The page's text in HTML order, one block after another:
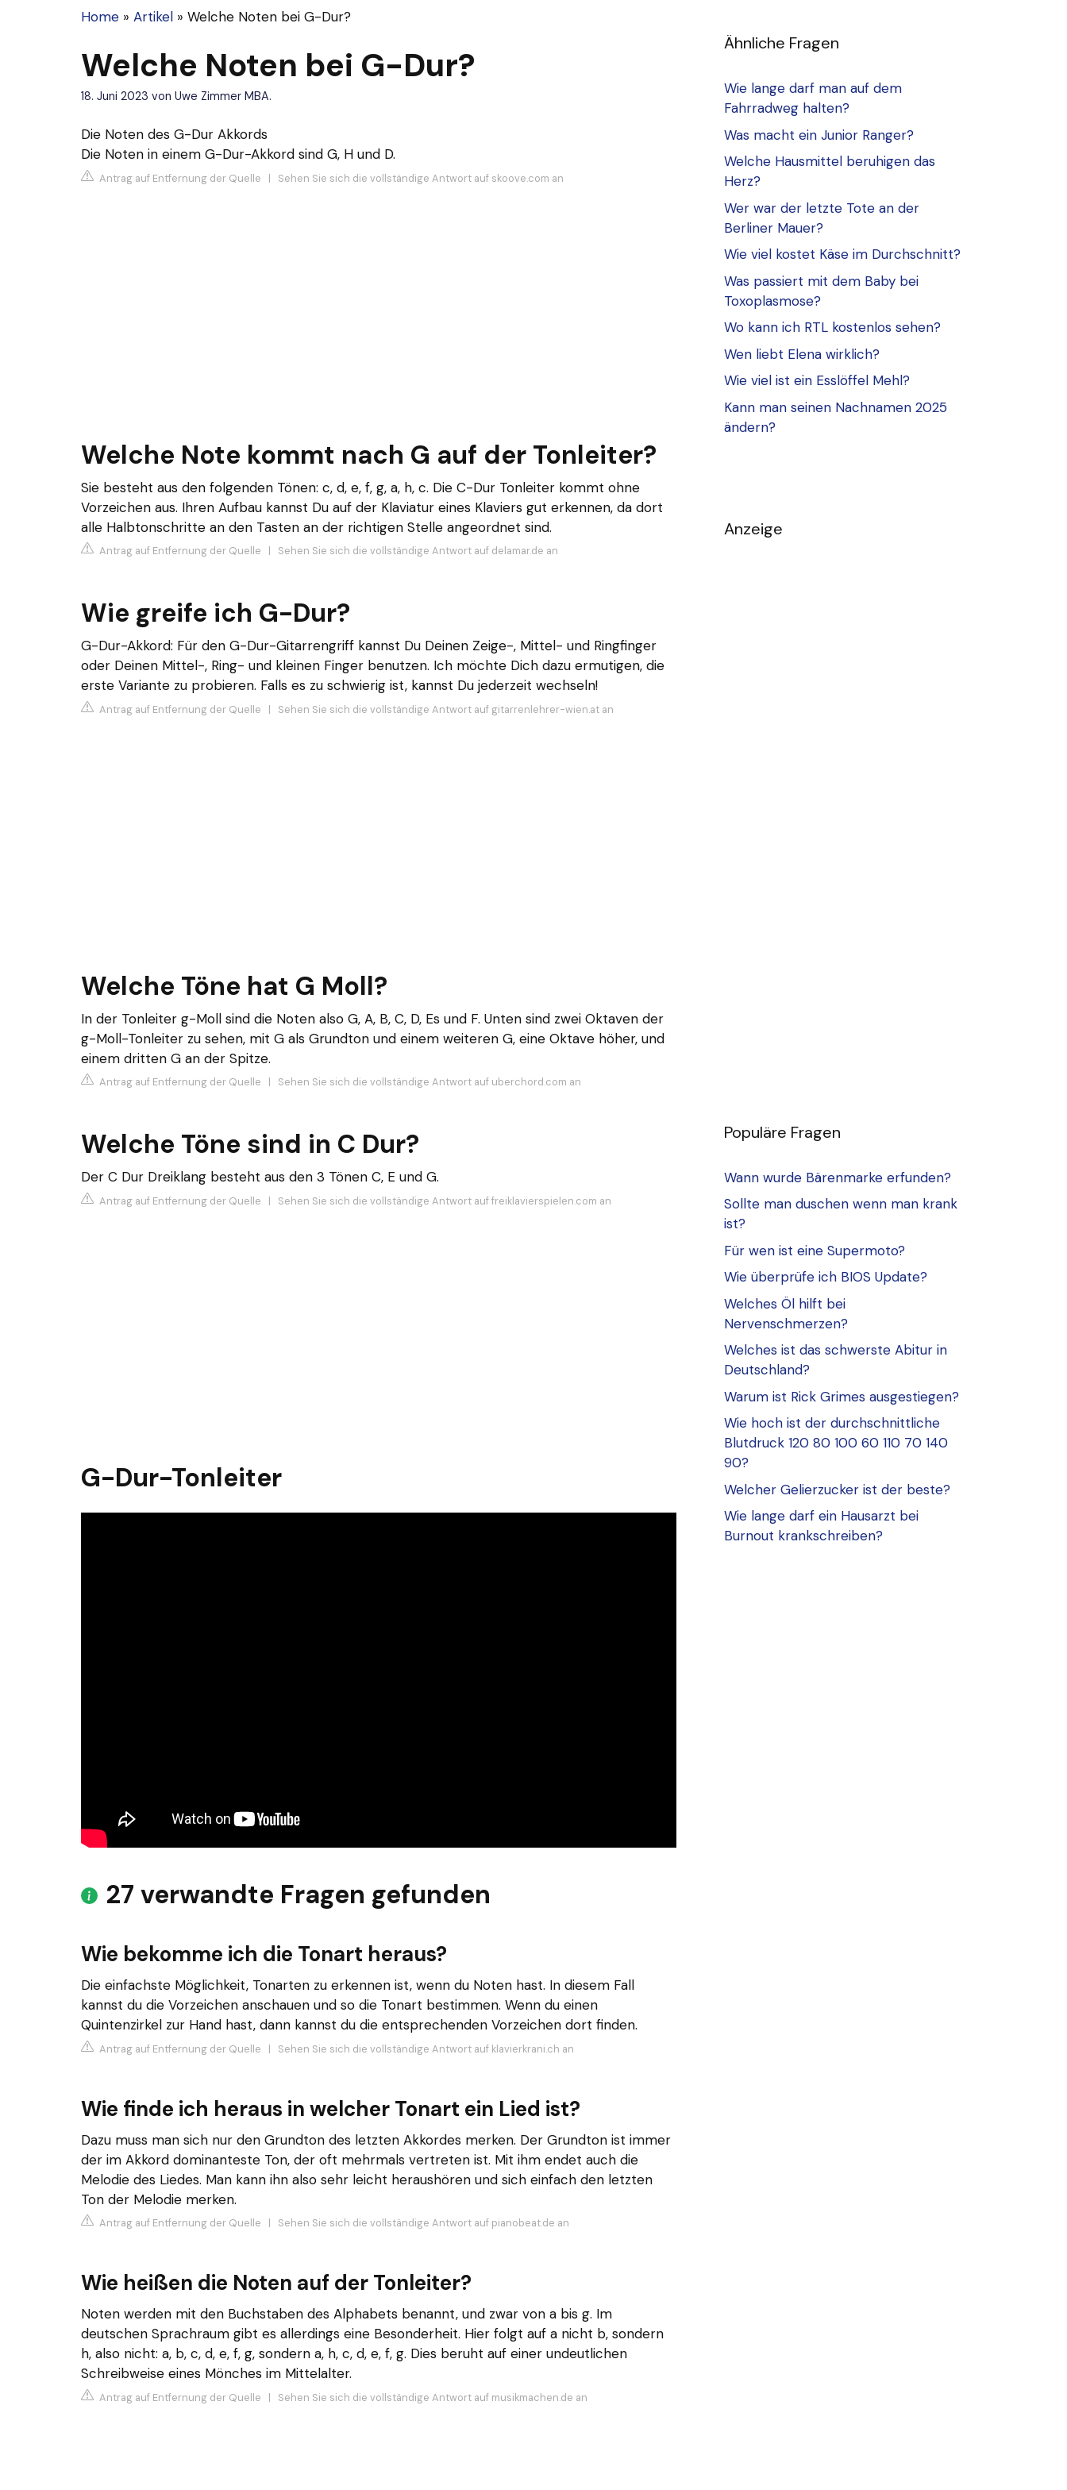
Home » Artikel » Welche Noten bei G-Dur?
Welche Noten bei G-Dur?
18. Juni 2023 von Uwe Zimmer MBA.
Die Noten des G-Dur Akkords
Die Noten in einem G-Dur-Akkord sind G, H und D.
Antrag auf Entfernung der Quelle | Sehen Sie sich die vollständige Antwort auf skoove.com an
Welche Note kommt nach G auf der Tonleiter?
Sie besteht aus den folgenden Tönen: c, d, e, f, g, a, h, c. Die C-Dur Tonleiter kommt ohne
Vorzeichen aus. Ihren Aufbau kannst Du auf der Klaviatur eines Klaviers gut erkennen, da dort
alle Halbtonschritte an den Tasten an der richtigen Stelle angeordnet sind.
Antrag auf Entfernung der Quelle | Sehen Sie sich die vollständige Antwort auf delamar.de an
Wie greife ich G-Dur?
G-Dur-Akkord: Für den G-Dur-Gitarrengriff kannst Du Deinen Zeige-, Mittel- und Ringfinger
oder Deinen Mittel-, Ring- und kleinen Finger benutzen. Ich möchte Dich dazu ermutigen, die
erste Variante zu probieren. Falls es zu schwierig ist, kannst Du jederzeit wechseln!
Antrag auf Entfernung der Quelle | Sehen Sie sich die vollständige Antwort auf gitarrenlehrer-wien.at an
Welche Töne hat G Moll?
In der Tonleiter g-Moll sind die Noten also G, A, B, C, D, Es und F. Unten sind zwei Oktaven der
g-Moll-Tonleiter zu sehen, mit G als Grundton und einem weiteren G, eine Oktave höher, und
einem dritten G an der Spitze.
Antrag auf Entfernung der Quelle | Sehen Sie sich die vollständige Antwort auf uberchord.com an
Welche Töne sind in C Dur?
Der C Dur Dreiklang besteht aus den 3 Tönen C, E und G.
Antrag auf Entfernung der Quelle | Sehen Sie sich die vollständige Antwort auf freiklavierspielen.com an
G-Dur-Tonleiter
27 verwandte Fragen gefunden
Wie bekomme ich die Tonart heraus?
Die einfachste Möglichkeit, Tonarten zu erkennen ist, wenn du Noten hast. In diesem Fall
kannst du die Vorzeichen anschauen und so die Tonart bestimmen. Wenn du einen
Quintenzirkel zur Hand hast, dann kannst du die entsprechenden Vorzeichen dort finden.
Antrag auf Entfernung der Quelle | Sehen Sie sich die vollständige Antwort auf klavierkrani.ch an
Wie finde ich heraus in welcher Tonart ein Lied ist?
Dazu muss man sich nur den Grundton des letzten Akkordes merken. Der Grundton ist immer
der im Akkord dominanteste Ton, der oft mehrmals vertreten ist. Mit ihm endet auch die
Melodie des Liedes. Man kann ihn also sehr leicht heraushören und sich einfach den letzten
Ton der Melodie merken.
Antrag auf Entfernung der Quelle | Sehen Sie sich die vollständige Antwort auf pianobeat.de an
Wie heißen die Noten auf der Tonleiter?
Noten werden mit den Buchstaben des Alphabets benannt, und zwar von a bis g. Im
deutschen Sprachraum gibt es allerdings eine Besonderheit. Hier folgt auf a nicht b, sondern
h, also nicht: a, b, c, d, e, f, g, sondern a, h, c, d, e, f, g. Dies beruht auf einer undeutlichen
Schreibweise eines Mönches im Mittelalter.
Antrag auf Entfernung der Quelle | Sehen Sie sich die vollständige Antwort auf musikmachen.de an
Ähnliche Fragen
Wie lange darf man auf dem
Fahrradweg halten?
Was macht ein Junior Ranger?
Welche Hausmittel beruhigen das
Herz?
Wer war der letzte Tote an der
Berliner Mauer?
Wie viel kostet Käse im Durchschnitt?
Was passiert mit dem Baby bei
Toxoplasmose?
Wo kann ich RTL kostenlos sehen?
Wen liebt Elena wirklich?
Wie viel ist ein Esslöffel Mehl?
Kann man seinen Nachnamen 2025
ändern?
Anzeige
Populäre Fragen
Wann wurde Bärenmarke erfunden?
Sollte man duschen wenn man krank
ist?
Für wen ist eine Supermoto?
Wie überprüfe ich BIOS Update?
Welches Öl hilft bei
Nervenschmerzen?
Welches ist das schwerste Abitur in
Deutschland?
Warum ist Rick Grimes ausgestiegen?
Wie hoch ist der durchschnittliche
Blutdruck 120 80 100 60 110 70 140
90?
Welcher Gelierzucker ist der beste?
Wie lange darf ein Hausarzt bei
Burnout krankschreiben?